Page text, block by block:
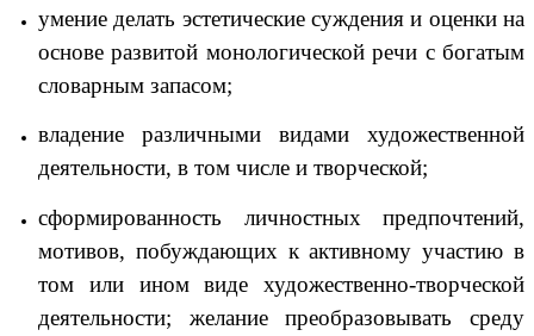
умение делать эстетические суждения и оценки на
основе развитой монологической речи с богатым
словарным запасом;
владение различными видами художественной
деятельности, в том числе и творческой;
сформированность личностных предпочтений,
мотивов, побуждающих к активному участию в
том или ином виде художественно-творческой
деятельности; желание преобразовывать среду